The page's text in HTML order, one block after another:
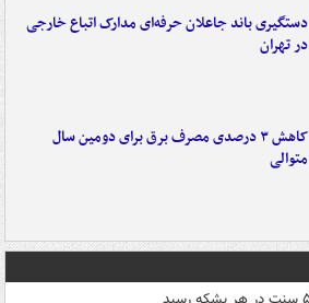
دستگیری باند جاعلان حرفه‌ای مدارک اتباع خارجی
در تهران
کاهش ۳ درصدی مصرف برق برای دومین سال
متوالی